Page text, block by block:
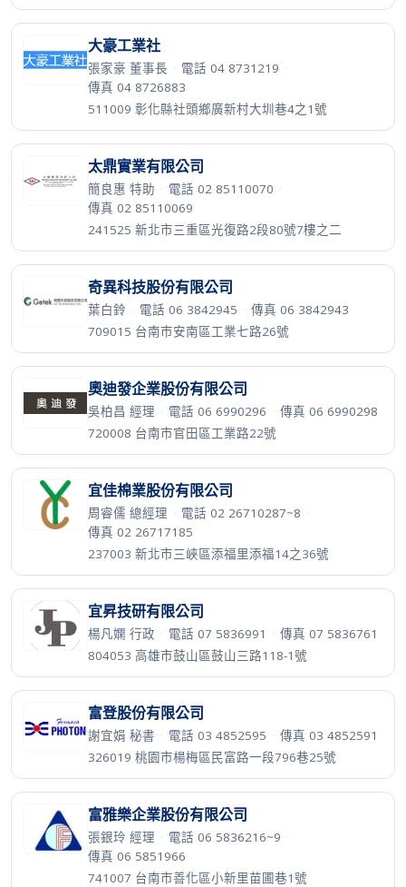
大豪工業社
張家豪 董事長 · 電話 04 8731219 ·
傳真 04 8726883
511009 彰化縣社頭鄉廣新村大圳巷4之1號
太鼎實業有限公司
簡良惠 特助 · 電話 02 85110070 ·
傳真 02 85110069
241525 新北市三重區光復路2段80號7樓之二
奇異科技股份有限公司
葉白鈴 · 電話 06 3842945 · 傳真 06 3842943
709015 台南市安南區工業七路26號
奧迪發企業股份有限公司
吳柏昌 經理 · 電話 06 6990296 · 傳真 06 6990298
720008 台南市官田區工業路22號
宜佳棉業股份有限公司
周睿儒 總經理 · 電話 02 26710287~8 ·
傳真 02 26717185
237003 新北市三峽區添福里添福14之36號
宜昇技研有限公司
楊凡嫻 行政 · 電話 07 5836991 · 傳真 07 5836761
804053 高雄市鼓山區鼓山三路118-1號
富登股份有限公司
謝宜娟 秘書 · 電話 03 4852595 · 傳真 03 4852591
326019 桃園市楊梅區民富路一段796巷25號
富雅樂企業股份有限公司
張銀玲 經理 · 電話 06 5836216~9 ·
傳真 06 5851966
741007 台南市善化區小新里苗圃巷1號